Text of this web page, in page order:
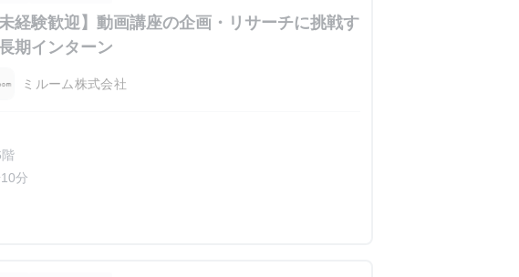
未経験歓迎】動画講座の企画・リサーチに挑戦す
期インターン
ミルーム株式会社
分